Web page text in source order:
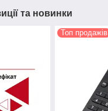
та новинки
Топ продажів